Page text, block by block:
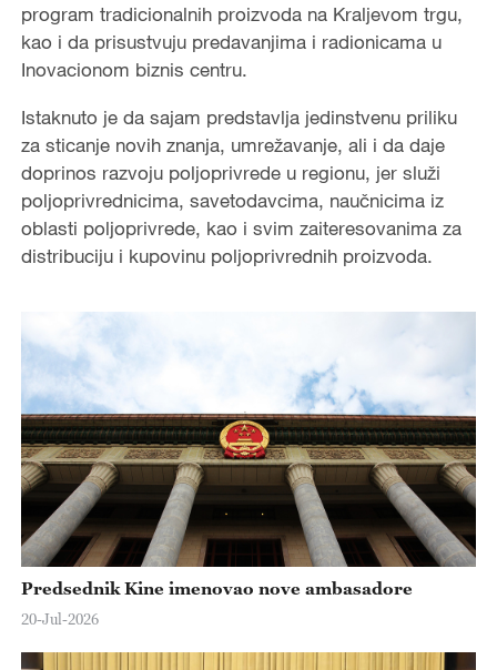
program tradicionalnih proizvoda na Kraljevom trgu,
kao i da prisustvuju predavanjima i radionicama u
Inovacionom biznis centru.
Istaknuto je da sajam predstavlja jedinstvenu priliku
za sticanje novih znanja, umrežavanje, ali i da daje
doprinos razvoju poljoprivrede u regionu, jer služi
poljoprivrednicima, savetodavcima, naučnicima iz
oblasti poljoprivrede, kao i svim zaiteresovanima za
distribuciju i kupovinu poljoprivrednih proizvoda.
Predsednik Kine imenovao nove ambasadore
20-Jul-2026